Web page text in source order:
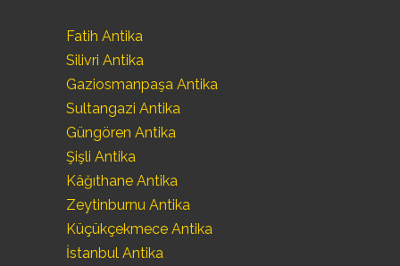
Fatih Antika
Silivri Antika
Gaziosmanpaşa Antika
Sultangazi Antika
Güngören Antika
Şişli Antika
Kâğıthane Antika
Zeytinburnu Antika
Küçükçekmece Antika
İstanbul Antika